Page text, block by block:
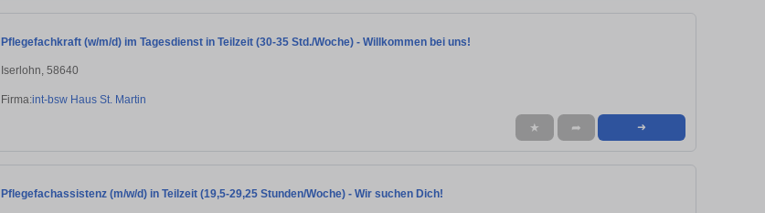
Pflegefachkraft (w/m/d) im Tagesdienst in Teilzeit (30-35 Std./Woche) - Willkommen bei uns!
Iserlohn, 58640
Firma:int-bsw Haus St. Martin
★ ➦ ➜
Pflegefachassistenz (m/w/d) in Teilzeit (19,5-29,25 Stunden/Woche) - Wir suchen Dich!